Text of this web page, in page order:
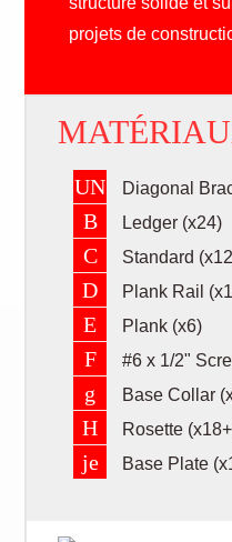
projets de
UN Diagonal
B Ledger (x24)
C Standard
D Plank Rail
E Plank (x6)
F #6 x 1/2"
g Base Collar
H Rosette
je Base Plate